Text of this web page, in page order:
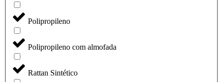
Polipropileno
Polipropileno com almofada
Rattan Sintético